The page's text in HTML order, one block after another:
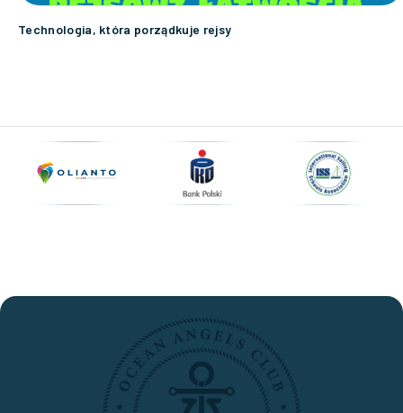
Technologia, która porządkuje rejsy